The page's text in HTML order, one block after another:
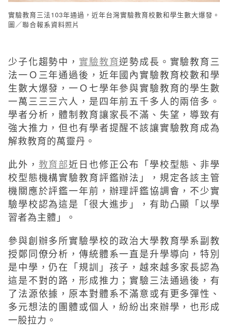
實驗教育三法103年通過，近年台灣實驗教育校數和學生數大爆發。
圖／聯合報系資料照片
少子化趨勢中， 實驗教育逆勢成長。實驗教育三
法一Ｏ三年通過後，近年國內實驗教育校數和學
生數大爆發，一Ｏ七學年參與實驗教育的學生數
一萬三三三六人，是四年前五千多人的兩倍多。
學者分析，體制教育讓家長不滿、失望，導致有
強大推力，但也有學者提醒不該讓實驗教育成為
解救教育的萬靈丹。
此外， 教育部近日也修正公布「學校型態、非學
校型態機構實驗教育評鑑辦法」，規定各該主管
機關應於評鑑一年前，辦理評鑑協調會，不少實
驗學校認為這是「很大進步」，有助凸顯「以學
習者為主體」。
參與創辦多所實驗學校的政治大學教育學系副教
授鄭同僚分析，傳統體系一直是升學導向，特別
是中學，仍在「規訓」孩子，越來越多家長認為
這是不對的路，形成推力；實驗三法通過後，有
了法源依據，原本對體系不滿意或有更多彈性、
多元想法的團體或個人，紛紛出來辦學，也形成
一股拉力。